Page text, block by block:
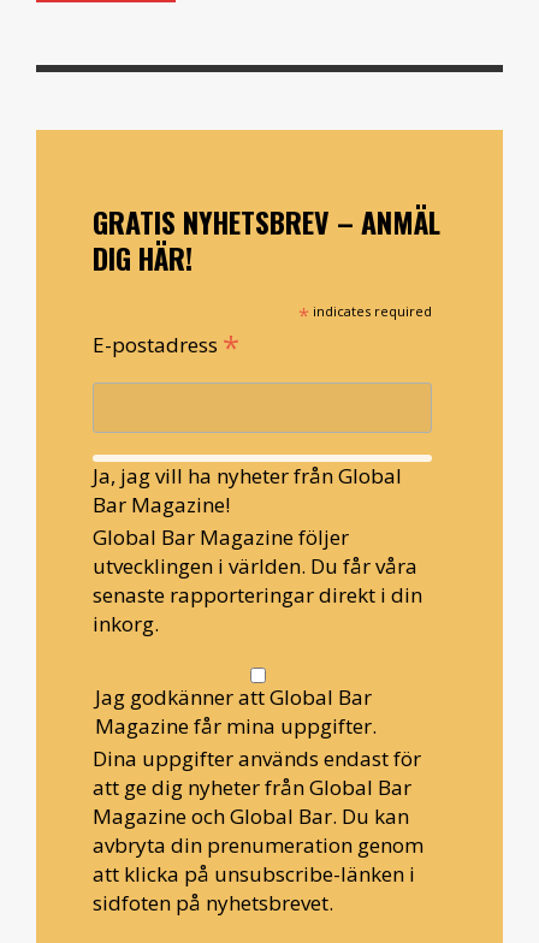
GRATIS NYHETSBREV – ANMÄL
DIG HÄR!
* indicates required
E-postadress *
Ja, jag vill ha nyheter från Global
Bar Magazine!
Global Bar Magazine följer
utvecklingen i världen. Du får våra
senaste rapporteringar direkt i din
inkorg.
Jag godkänner att Global Bar
Magazine får mina uppgifter.
Dina uppgifter används endast för
att ge dig nyheter från Global Bar
Magazine och Global Bar. Du kan
avbryta din prenumeration genom
att klicka på unsubscribe-länken i
sidfoten på nyhetsbrevet.